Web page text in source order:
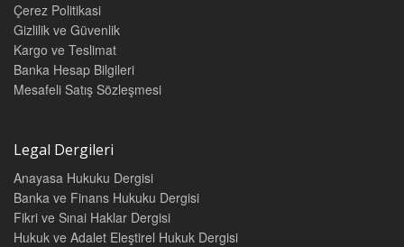
Çerez Politikasi
Gizlilik ve Güvenlik
Kargo ve Teslimat
Banka Hesap Bilgileri
Mesafeli Satış Sözleşmesi
Legal Dergileri
Anayasa Hukuku Dergisi
Banka ve Finans Hukuku Dergisi
Fikri ve Sınai Haklar Dergisi
Hukuk ve Adalet Eleştirel Hukuk Dergisi